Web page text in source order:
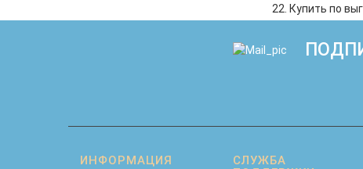
22. Купить по
ИНФОРМАЦИЯ
СЛУЖБА